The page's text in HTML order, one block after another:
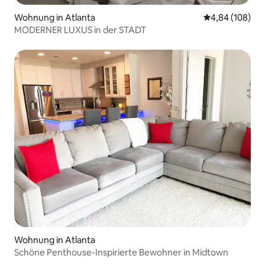
Wohnung in Atlanta
4,84 (108)
MODERNER LUXUS in der STADT
Wohnung in Atlanta
Schöne Penthouse-Inspirierte Bewohner in Midtown